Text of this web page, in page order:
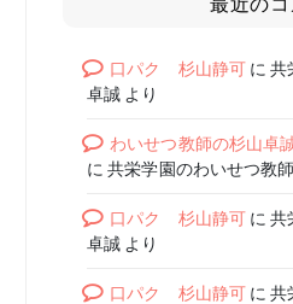
口パク 杉山静可に共
卓誠 より
わいせつ教師の杉山卓
に共栄学園のわいせつ教
口パク 杉山静可に共
卓誠 より
口パク 杉山静可に共